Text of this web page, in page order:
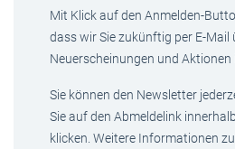
Mit Klick auf den Anmelden-
dass wir Sie zukünftig per E-Mail
Neuerscheinungen und Aktionen
Sie können den Newsletter
Sie auf den Abmeldelink
klicken. Weitere Informationen